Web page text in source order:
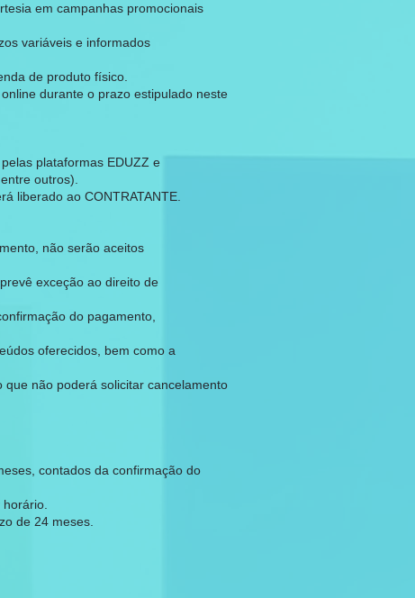
em campanhas promocionais
variáveis e informados
de produto físico.
durante o prazo estipulado neste
plataformas EDUZZ e
outros).
liberado ao CONTRATANTE.
não serão aceitos
exceção ao direito de
do pagamento,
oferecidos, bem como a
não poderá solicitar cancelamento
contados da confirmação do
de 24 meses.